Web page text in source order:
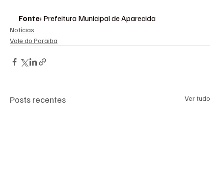
Fonte: Prefeitura Municipal de Aparecida
Notícias
Vale do Paraiba
Posts recentes Ver tudo